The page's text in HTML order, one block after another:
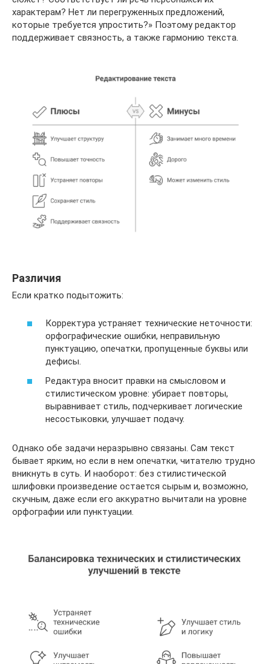
характерам? Нет ли перегруженных предложений,
которые требуется упростить?» Поэтому редактор
поддерживает связность, а также гармонию текста.
Различия
Если кратко подытожить:
Корректура устраняет технические неточности:
орфографические ошибки, неправильную
пунктуацию, опечатки, пропущенные буквы или
дефисы.
Редактура вносит правки на смысловом и
стилистическом уровне: убирает повторы,
выравнивает стиль, подчеркивает логические
несостыковки, улучшает подачу.
Однако обе задачи неразрывно связаны. Сам текст
бывает ярким, но если в нем опечатки, читателю трудно
вникнуть в суть. И наоборот: без стилистической
шлифовки произведение остается сырым и, возможно,
скучным, даже если его аккуратно вычитали на уровне
орфографии или пунктуации.